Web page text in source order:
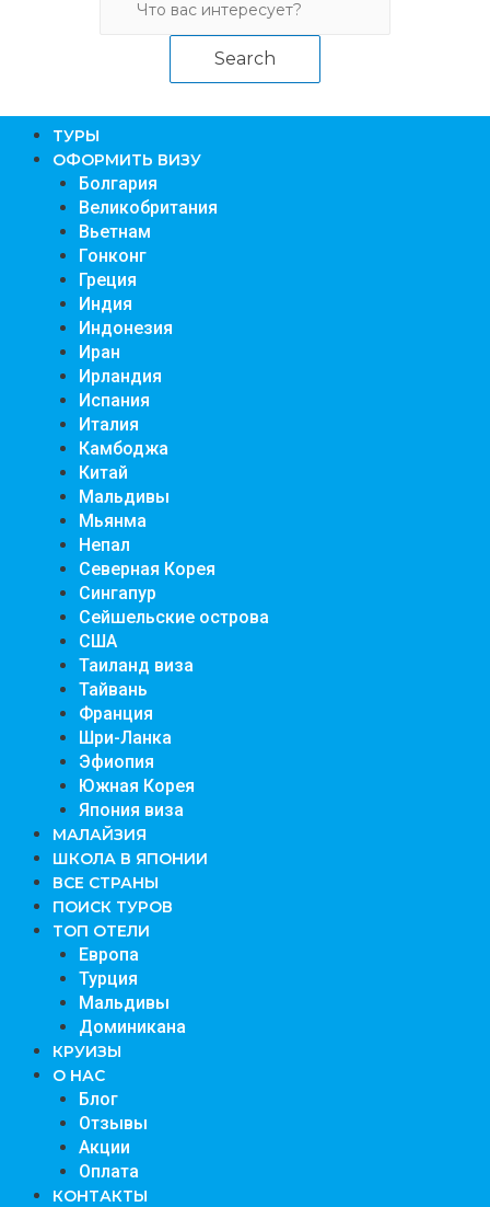
Search
TУРЫ
ОФОРМИТЬ ВИЗУ
Болгария
Великобритания
Вьетнам
Гонконг
Греция
Индия
Индонезия
Иран
Ирландия
Испания
Италия
Камбоджа
Китай
Мальдивы
Мьянма
Непал
Северная Корея
Сингапур
Сейшельские острова
США
Таиланд виза
Тайвань
Франция
Шри-Ланка
Эфиопия
Южная Корея
Япония виза
МАЛАЙЗИЯ
ШКОЛА В ЯПОНИИ
ВСЕ СТРАНЫ
ПОИСК ТУРОВ
ТОП ОТЕЛИ
Европа
Турция
Мальдивы
Доминикана
КРУИЗЫ
О НАС
Блог
Отзывы
Акции
Оплата
КОНТАКТЫ